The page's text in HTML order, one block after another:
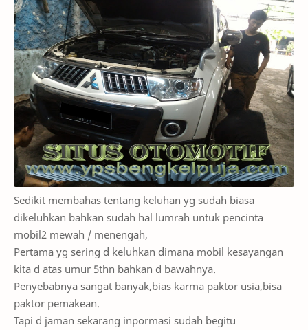
Sedikit membahas tentang keluhan yg sudah biasa
dikeluhkan bahkan sudah hal lumrah untuk pencinta
mobil2 mewah / menengah,
Pertama yg sering d keluhkan dimana mobil kesayangan
kita d atas umur 5thn bahkan d bawahnya.
Penyebabnya sangat banyak,bias karma paktor usia,bisa
paktor pemakean.
Tapi d jaman sekarang inpormasi sudah begitu